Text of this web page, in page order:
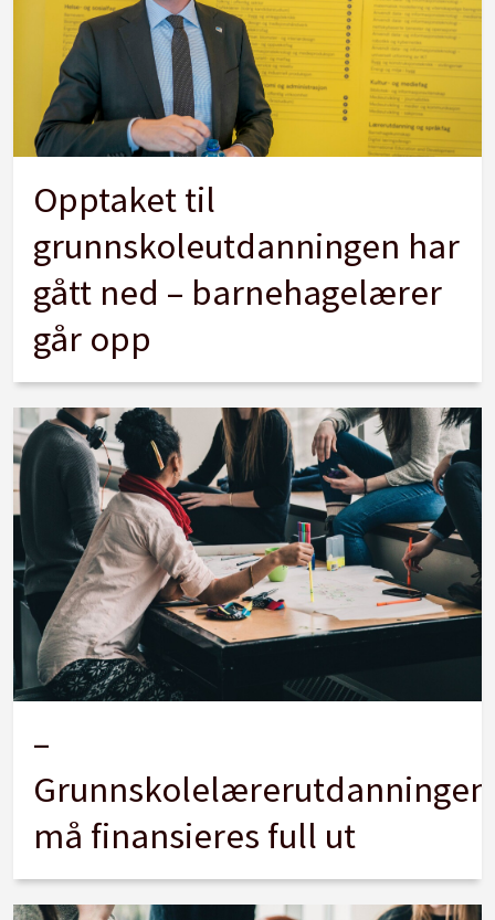
Opptaket til
grunnskoleutdanningen har
gått ned – barnehagelærer
går opp
–
Grunnskolelærerutdanningen
må finansieres full ut